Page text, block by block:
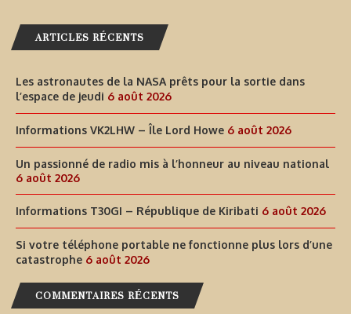
ARTICLES RÉCENTS
Les astronautes de la NASA prêts pour la sortie dans
l’espace de jeudi 6 août 2026
Informations VK2LHW – Île Lord Howe 6 août 2026
Un passionné de radio mis à l’honneur au niveau national
6 août 2026
Informations T30GI – République de Kiribati 6 août 2026
Si votre téléphone portable ne fonctionne plus lors d’une
catastrophe 6 août 2026
COMMENTAIRES RÉCENTS